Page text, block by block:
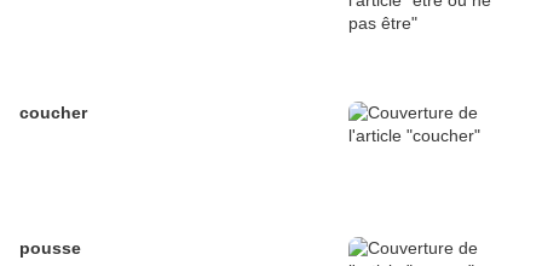
coucher
pousse